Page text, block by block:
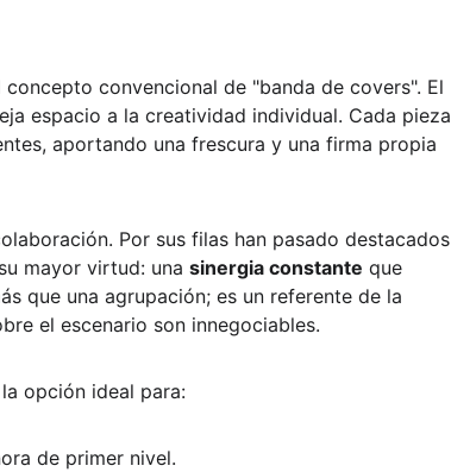
convencional de "banda de covers". El
espacio a la creatividad individual. Cada pieza
aportando una frescura y una firma propia
Por sus filas han pasado destacados
mayor virtud: una sinergia constante que
que una agrupación; es un referente de la
el escenario son innegociables.
opción ideal para:
de primer nivel.